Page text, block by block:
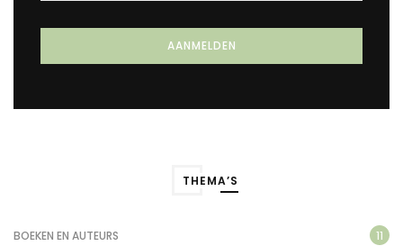
THEMA’S
BOEKEN EN AUTEURS 11